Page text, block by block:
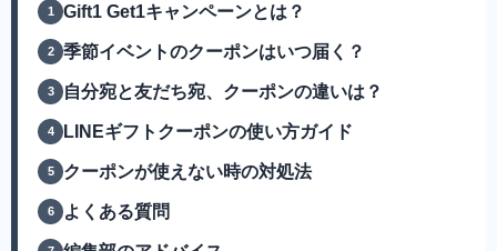
Gift1 Get1キャンペーンとは？
季節イベントのクーポンはいつ届く？
自分宛と友だち宛、クーポンの違いは？
LINEギフトクーポンの使い方ガイド
クーポンが使えない時の対処法
よくある質問